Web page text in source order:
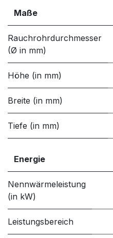
Maße
Rauchrohrdurchmesser
(Ø in mm)
Höhe (in mm)
Breite (in mm)
Tiefe (in mm)
Energie
Nennwärmeleistung
(in kW)
Leistungsbereich